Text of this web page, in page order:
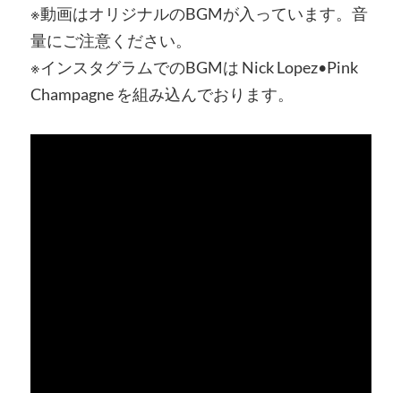
※動画はオリジナルのBGMが入っています。音
量にご注意ください。
※インスタグラムでのBGMは Nick Lopez•Pink
Champagne を組み込んでおります。